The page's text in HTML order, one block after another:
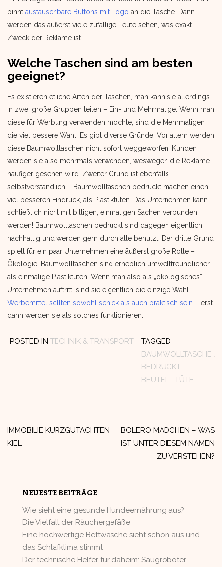
pinnt austauschbare Buttons mit Logo an die Tasche. Dann
werden das äußerst viele zufällige Leute sehen, was exakt
Zweck der Reklame ist.
Welche Taschen sind am besten
geeignet?
Es existieren etliche Arten der Taschen, man kann sie allerdings
in zwei große Gruppen teilen – Ein- und Mehrmalige. Wenn man
diese für Werbung verwenden möchte, sind die Mehrmaligen
die viel bessere Wahl. Es gibt diverse Gründe. Vor allem werden
diese Baumwolltaschen nicht sofort weggeworfen. Kunden
werden sie also mehrmals verwenden, weswegen die Reklame
häufiger gesehen wird. Zweiter Grund ist ebenfalls
selbstverständlich – Baumwolltaschen bedruckt machen einen
viel besseren Eindruck, als Plastiktüten. Das Unternehmen kann
schließlich nicht mit billigen, einmaligen Sachen verbunden
werden! Baumwolltaschen bedruckt sind dagegen eigentlich
nachhaltig und werden gern durch alle benutzt! Der dritte Grund
spielt für ein paar Unternehmen eine äußerst große Rolle –
Ökologie. Baumwolltaschen sind erheblich umweltfreundlicher
als einmalige Plastiktüten. Wenn man also als „ökologisches“
Unternehmen auftritt, sind sie eigentlich die einzige Wahl.
Werbemittel sollten sowohl schick als auch praktisch sein – erst
dann werden sie als solches funktionieren.
POSTED IN TECHNIK & TRANSPORT
TAGGED
BAUMWOLLTASCHE ,
BEDRUCKT ,
BEUTEL , TÜTE
IMMOBILIE KURZGUTACHTEN
KIEL
BOLERO MÄDCHEN – WAS
IST UNTER DIESEM NAMEN
ZU VERSTEHEN?
NEUESTE BEITRÄGE
Wie sieht eine gesunde Hundeernährung aus?
Die Vielfalt der Räuchergefäße
Eine hochwertige Bettwäsche sieht schön aus und
das Schlafklima stimmt
Der technische Helfer für daheim: Saugroboter